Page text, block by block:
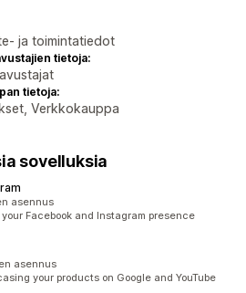
ja toimintatiedot
tietoja:
tietoja:
Verkkokauppa
sovelluksia
asennus
Facebook and Instagram presence
asennus
your products on Google and YouTube